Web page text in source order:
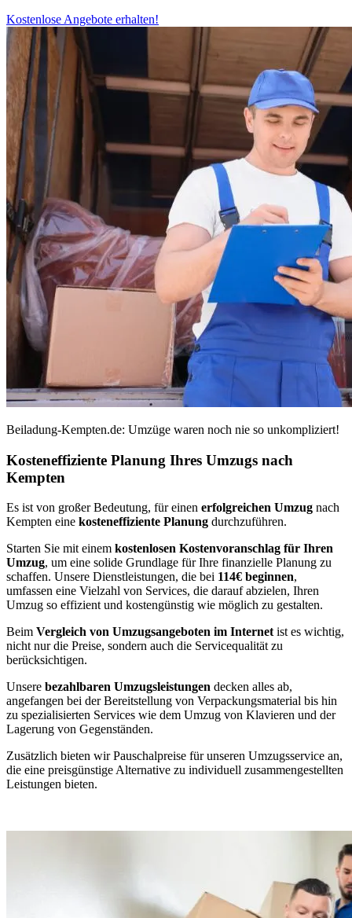
Kostenlose Angebote erhalten!
Beiladung-Kempten.de: Umzüge waren noch nie so unkompliziert!
Kosteneffiziente Planung Ihres Umzugs nach
Kempten
Es ist von großer Bedeutung, für einen erfolgreichen Umzug nach
Kempten eine kosteneffiziente Planung durchzuführen.
Starten Sie mit einem kostenlosen Kostenvoranschlag für Ihren
Umzug, um eine solide Grundlage für Ihre finanzielle Planung zu
schaffen. Unsere Dienstleistungen, die bei 114€ beginnen,
umfassen eine Vielzahl von Services, die darauf abzielen, Ihren
Umzug so effizient und kostengünstig wie möglich zu gestalten.
Beim Vergleich von Umzugsangeboten im Internet ist es wichtig,
nicht nur die Preise, sondern auch die Servicequalität zu
berücksichtigen.
Unsere bezahlbaren Umzugsleistungen decken alles ab,
angefangen bei der Bereitstellung von Verpackungsmaterial bis hin
zu spezialisierten Services wie dem Umzug von Klavieren und der
Lagerung von Gegenständen.
Zusätzlich bieten wir Pauschalpreise für unseren Umzugsservice an,
die eine preisgünstige Alternative zu individuell zusammengestellten
Leistungen bieten.